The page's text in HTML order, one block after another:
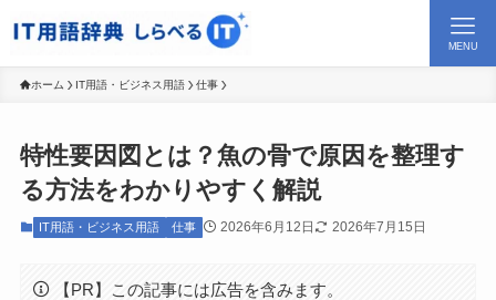
MENU
ホーム IT用語・ビジネス用語 仕事
特性要因図とは？魚の骨で原因を整理す
る方法をわかりやすく解説
IT用語・ビジネス用語 仕事 2026年6月12日 2026年7月15日
【PR】この記事には広告を含みます。